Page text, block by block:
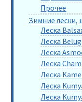
Прочее
Зимние лески,
Леска
Леска
Леска
Леска
Леска
Леска
Леска